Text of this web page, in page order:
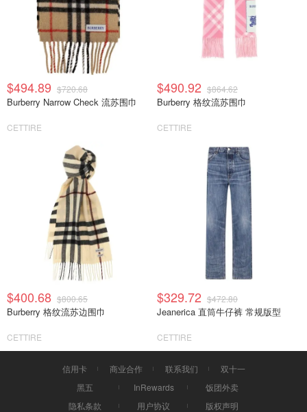
$494.89 $720.68
Burberry Narrow Check 流苏围巾
CETTIRE
$490.92 $864.62
Burberry 格纹流苏围巾
CETTIRE
$400.68 $800.65
Burberry 格纹流苏边围巾
CETTIRE
$329.72 $472.80
Jeanerica 直筒牛仔裤 常规版型
CETTIRE
信用卡 商业合作 联系我们
双十一
黑五
InRewards
饭团外卖
隐私条款
用户协议 版权声明